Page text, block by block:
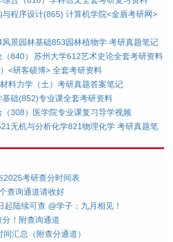
程序设计(865) 计算机学院<金盾考研网>
景园林基础853园林植物学 考研真题笔记
840）
苏州大学612艺术史论全套考研资料
<研客硕博> 全套考研资料
料力学（土）考研真题答案笔记
基础(852)专业课全套考研资料
308）医学院专业课复习导学视频
无机与分析化学821物理化学 考研真题笔
2025考研查分时间表
查询通道请收好
陆续可查 @学子：九月相见！
！附查询通道
汇总（附查分通道）